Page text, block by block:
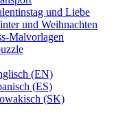
und Liebe
und Weihnachten
Malvorlagen
(EN)
(ES)
(SK)